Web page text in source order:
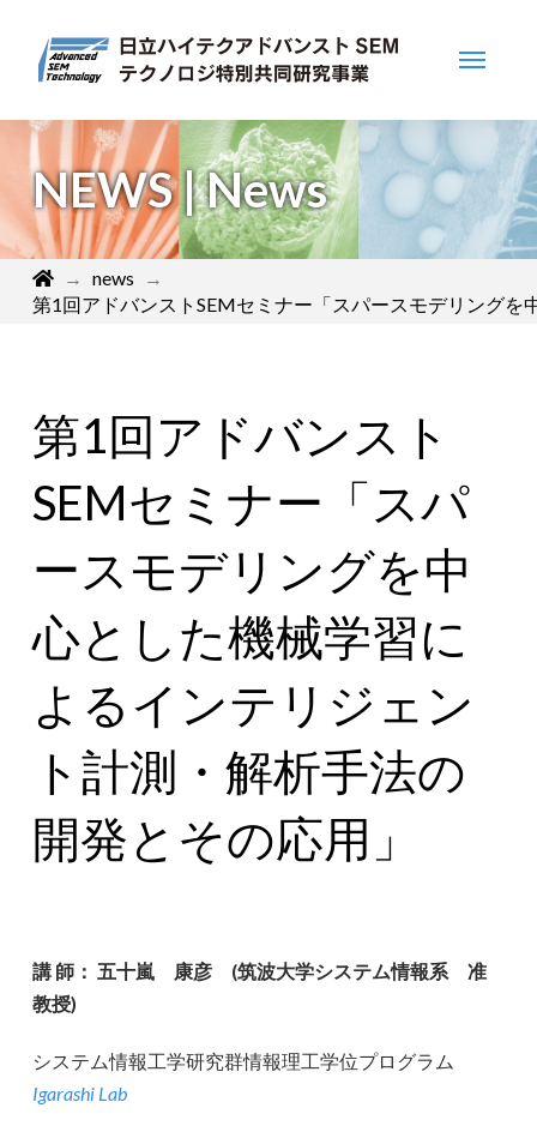
NEWS | News
Home
→ news
→
第1回アドバンストSEMセミナー「スパースモデリング
第1回アドバンスト
SEMセミナー「スパ
ースモデリングを中
心とした機械学習に
よるインテリジェン
ト計測・解析手法の
開発とその応用」
講 師： 五十嵐 康彦 (筑波大学システム情報系 准
教授)
システム情報工学研究群情報理工学位プログラム
Igarashi Lab